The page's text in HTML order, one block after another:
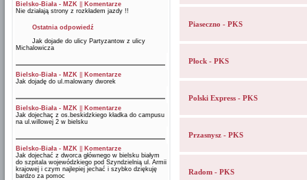
Bielsko-Biała - MZK
Komentarze
Nie działają strony z rozkładem jazdy !!
Ostatnia odpowiedź
Jak dojade do ulicy Partyzantow z ulicy
Michalowicza
Bielsko-Biała - MZK
Komentarze
Jak dojadę do ul.malowany dworek
Bielsko-Biała - MZK
Komentarze
Jak dojechaç z os.beskidzkiego kładka do campusu
na ul.willowej 2 w bielsku
Bielsko-Biała - MZK
Komentarze
Jak dojechać z dworca głównego w bielsku białym
do szpitala wojewódzkiego pod Szyndzielnią ul. Armii
krajowej i czym najlepiej jechać i szybko dziękuję
bardzo za pomoc
Piaseczno - PKS
Płock - PKS
Polski Express - PKS
Przasnysz - PKS
Radom - PKS